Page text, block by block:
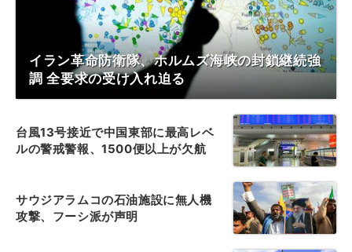
イラン革命防衛隊、ホルムズ海峡の封鎖継続強
調 全要求の受け入れ迫る
台風13号接近で中国東部に最高レベ
ルの警戒警報、1500便以上が欠航
サウジアラムコの石油施設に無人機
攻撃、フーシ派が声明